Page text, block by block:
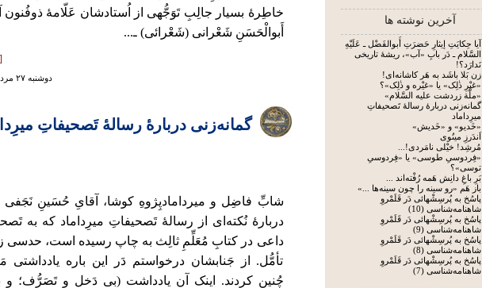
آخرین نوشته ها
آیا حِکایَتِ إیثارِ حَضرَتِ أَبوالفَضْل ـ عَلَیْهِ
السَّلام ـ دَر بابِ «آب»، ریشۀ تاریخی
نَدارَد؟!
زن بَلا باشَد به هَر کاشانه‌ای!
«غیْرِ ذٰلِک» یا «غیْره و ذٰلِک»؟
«ملَّة زردشت علیه السَّلام»
گمانه‌زنی دربارۀ رسالۀ تَصحیفاتِ
میرِداماد
«خَدیو» و «خَدیش»
اَندَرزِ مینُوی
مُرشِد! خیْلی نامَردی!...
«فِردوسیِ طوسی» یا «فِردوسیِ
توسی»؟
بَرِ باغِ دانِش هَمه رُفْته‌‏اند ...
باز هَم «رو سینه را چون سینه‌ها ...»
پاسُخ به پُرسِشْهائی دَر قَلَمْروِ
شاهنامه‌شناسی (10)
پاسُخ به پُرسِشْهائی دَر قَلَمْروِ
شاهنامه‌شناسی (9)
پاسُخ به پُرسِشْهائی دَر قَلَمْروِ
شاهنامه‌شناسی (8)
پاسُخ به پُرسِشْهائی دَر قَلَمْروِ
شاهنامه‌شناسی (7)
خاطِرۀ بسیار جالِبِ تَوَجُّهی از اُستادشان عَلّامۀ ذوفُنون
أَبوالْحَسَنِ شَعْرانی (شَعْرائی) ـ...
دوشنبه ۲۷ مرداد ۱۳۹۹ ساعت ۹:۳۳
گمانه‌زنی دربارۀ رسالۀ تَصحیفاتِ
شابِّ فاضِل و میردامادپِژوهِ کوشا، آقایِ حُسَینِ نَجَفی
دربارۀ نُکته‌ای از رسالۀ تَصحیفاتِ میرِداماد که به
داعی در کتابِ مُعَلِّمِ ثالِث به چاپ رسیده است، حدسی
تأمُّل. از جَنابشان درخواستم دَر این باره یادداشتی
چُنین کردند. اینک آن یادداشت (بی دَخل و تَصَرُّف؛ و